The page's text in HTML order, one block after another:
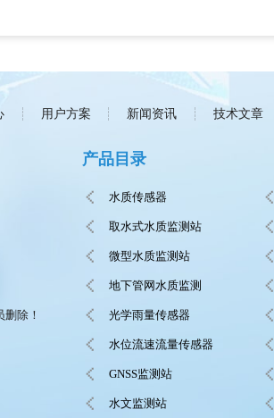
用户方案 新闻资讯 技术文章
除！
产品目录
水质传感器
取水式水质监测站
微型水质监测站
地下管网水质监测
光学雨量传感器
水位流速流量传感器
GNSS监测站
水文监测站